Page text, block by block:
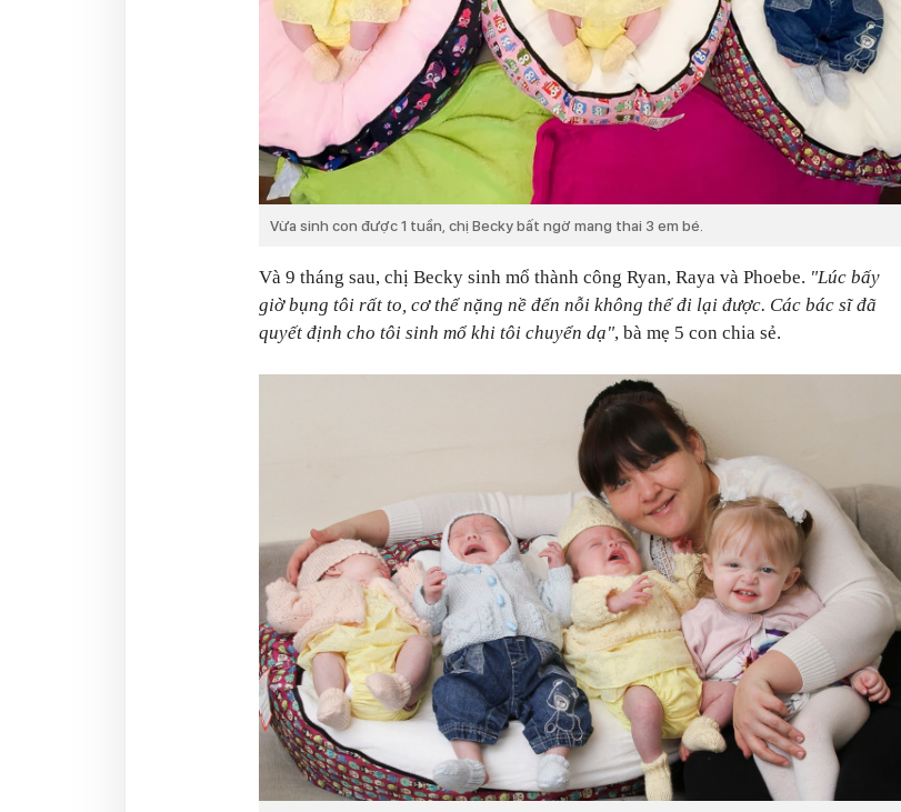
Vừa sinh con được 1 tuần, chị Becky bất ngờ mang thai 3 em bé.
Và 9 tháng sau, chị Becky sinh mổ thành công Ryan, Raya và Phoebe. "Lúc bấy
giờ bụng tôi rất to, cơ thể nặng nề đến nỗi không thể đi lại được. Các bác sĩ đã
quyết định cho tôi sinh mổ khi tôi chuyển dạ", bà mẹ 5 con chia sẻ.